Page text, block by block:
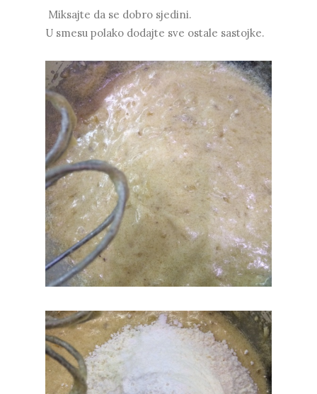
Miksajte da se dobro sjedini.
U smesu polako dodajte sve ostale sastojke.